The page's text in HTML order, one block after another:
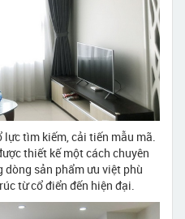
lực tìm kiếm, cải tiến mẫu mã.
thiết kế một cách chuyên
dòng sản phẩm ưu việt phù
từ cổ điển đến hiện đại.